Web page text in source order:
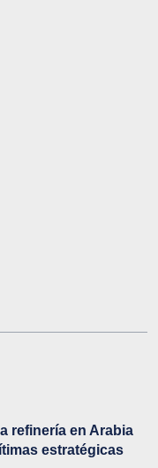
refinería en Arabia
estratégicas